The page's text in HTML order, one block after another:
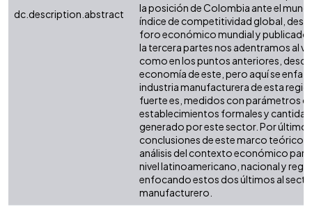
dc.description.abstract
la posición de Colombia ante el
índice de competitividad global,
foro económico mundial y publicado
la tercera partes nos adentramos al
como en los puntos anteriores,
economía de este, pero aquí se
industria manufacturera de esta
fuerte es, medidos con parámetros
establecimientos formales y
generado por este sector. Por último
conclusiones de este marco teórico
análisis del contexto económico
nivel latinoamericano, nacional y
enfocando estos dos últimos al
manufacturero.